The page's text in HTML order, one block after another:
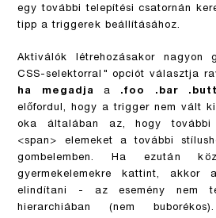
egy további telepítési csatornán
tipp a triggerek beállításához.
Aktiválók létrehozásakor nagyon
CSS-selektorral" opciót választja
ha megadja a .foo .bar
előfordul, hogy a trigger nem vált
oka általában az, hogy további
<span> elemeket a további
gombelemben. Ha ezután
gyermekelemekre kattint, akkor
elindítani - az esemény nem
hierarchiában (nem